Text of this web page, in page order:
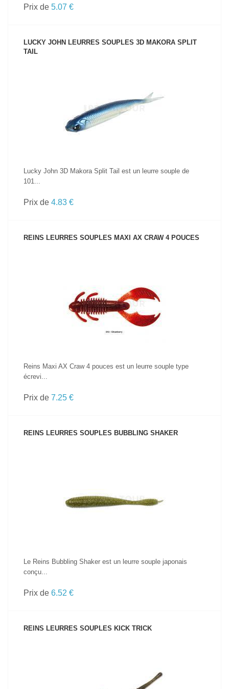
Prix de 5.07 €
LUCKY JOHN LEURRES SOUPLES 3D MAKORA SPLIT
TAIL
Lucky John 3D Makora Split Tail est un leurre souple de
101...
Prix de 4.83 €
REINS LEURRES SOUPLES MAXI AX CRAW 4 POUCES
VOIR LE PRODUIT
Reins Maxi AX Craw 4 pouces est un leurre souple type
écrevi...
Prix de 7.25 €
REINS LEURRES SOUPLES BUBBLING SHAKER
Le Reins Bubbling Shaker est un leurre souple japonais
conçu...
Prix de 6.52 €
REINS LEURRES SOUPLES KICK TRICK